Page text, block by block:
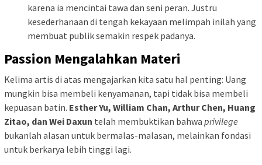
karena ia mencintai tawa dan seni peran. Justru
kesederhanaan di tengah kekayaan melimpah inilah yang
membuat publik semakin respek padanya.
Passion Mengalahkan Materi
Kelima artis di atas mengajarkan kita satu hal penting: Uang
mungkin bisa membeli kenyamanan, tapi tidak bisa membeli
kepuasan batin. Esther Yu, William Chan, Arthur Chen, Huang
Zitao, dan Wei Daxun telah membuktikan bahwa privilege
bukanlah alasan untuk bermalas-malasan, melainkan fondasi
untuk berkarya lebih tinggi lagi.